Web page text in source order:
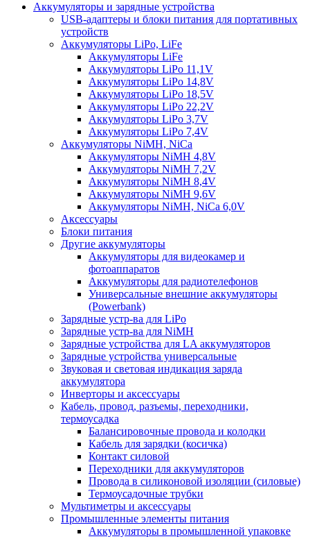
Аккумуляторы и зарядные устройства
USB-адаптеры и блоки питания для портативных
устройств
Аккумуляторы LiPo, LiFe
Аккумуляторы LiFe
Аккумуляторы LiPo 11,1V
Аккумуляторы LiPo 14,8V
Аккумуляторы LiPo 18,5V
Аккумуляторы LiPo 22,2V
Аккумуляторы LiPo 3,7V
Аккумуляторы LiPo 7,4V
Аккумуляторы NiMH, NiCa
Аккумуляторы NiMH 4,8V
Аккумуляторы NiMH 7,2V
Аккумуляторы NiMH 8,4V
Аккумуляторы NiMH 9,6V
Аккумуляторы NiMH, NiCa 6,0V
Аксессуары
Блоки питания
Другие аккумуляторы
Аккумуляторы для видеокамер и
фотоаппаратов
Аккумуляторы для радиотелефонов
Универсальные внешние аккумуляторы
(Powerbank)
Зарядные устр-ва для LiPo
Зарядные устр-ва для NiMH
Зарядные устройства для LA аккумуляторов
Зарядные устройства универсальные
Звуковая и световая индикация заряда
аккумулятора
Инверторы и аксессуары
Кабель, провод, разъемы, переходники,
термоусадка
Балансировочные провода и колодки
Кабель для зарядки (косичка)
Контакт силовой
Переходники для аккумуляторов
Провода в силиконовой изоляции (силовые)
Термоусадочные трубки
Мультиметры и аксессуары
Промышленные элементы питания
Аккумуляторы в промышленной упаковке